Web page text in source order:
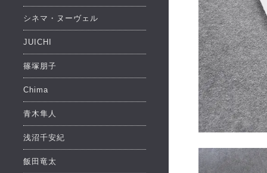
シネマ・ヌーヴェル
JUICHI
篠塚朋子
Chima
青木隼人
浅沼千安紀
飯田竜太